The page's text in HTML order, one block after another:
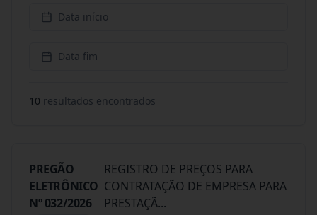
Data início
Data fim
10 resultados encontrados
PREGÃO
ELETRÔNICO
Nº 032/2026
REGISTRO DE PREÇOS PARA
CONTRATAÇÃO DE EMPRESA PARA
PRESTAÇÃ...